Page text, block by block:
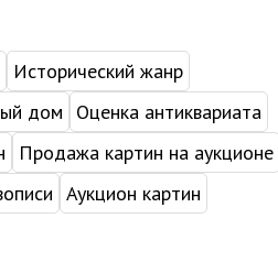
Исторический жанр
дом
Оценка антиквариата
Продажа картин на аукционе
Аукцион картин